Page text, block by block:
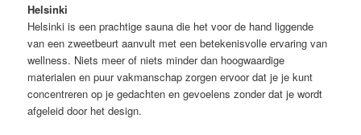
Helsinki
Helsinki is een prachtige sauna die het voor de hand liggende
van een zweetbeurt aanvult met een betekenisvolle ervaring van
wellness. Niets meer of niets minder dan hoogwaardige
materialen en puur vakmanschap zorgen ervoor dat je je kunt
concentreren op je gedachten en gevoelens zonder dat je wordt
afgeleid door het design.